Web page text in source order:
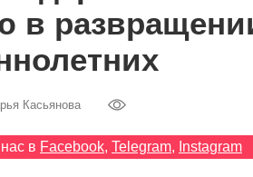
в
Касьянова
в Facebook, Telegram, Instagram